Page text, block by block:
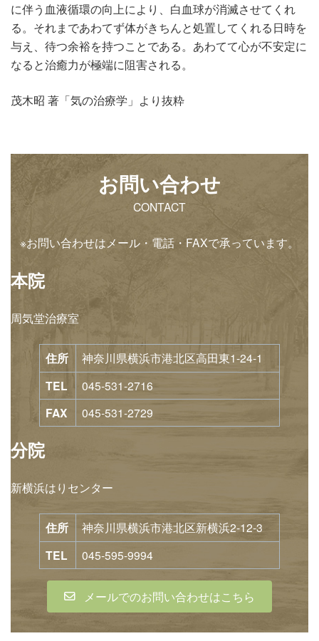
に伴う血液循環の向上により、白血球が消滅させてくれ
る。それまであわてず体がきちんと処置してくれる日時を
与え、待つ余裕を持つことである。あわてて心が不安定に
なると治癒力が極端に阻害される。
茂木昭 著「気の治療学」より抜粋
お問い合わせ
CONTACT
※お問い合わせはメール・電話・FAXで承っています。
本院
周気堂治療室
住所 神奈川県横浜市港北区高田東1-24-1
TEL 045-531-2716
FAX 045-531-2729
分院
新横浜はりセンター
住所 神奈川県横浜市港北区新横浜2-12-3
TEL 045-595-9994
メールでのお問い合わせはこちら